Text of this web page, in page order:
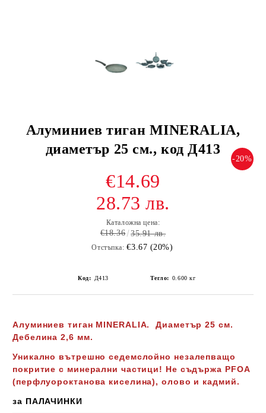
Алуминиев тиган MINERALIA,
диаметър 25 см., код Д413
-20%
€14.69
28.73 лв.
Каталожна цена:
€18.36 35.91 лв.
Отстъпка: €3.67 (20%)
Код: Д413 Тегло: 0.600 кг
Алуминиев тиган MINERALIA. Диаметър 25 см.
Дебелина 2,6 мм.
Уникално вътрешно седемслойно незалепващо
покритие с минерални частици! Не съдържа PFOA
(перфлуороктанова киселина), олово и кадмий.
за ПАЛАЧИНКИ